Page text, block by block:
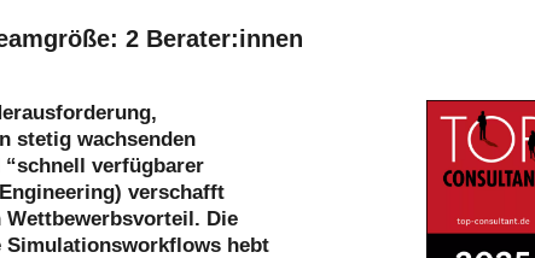
2 Berater:innen
stetig wachsenden
verfügbarer
verschafft
Die
hebt